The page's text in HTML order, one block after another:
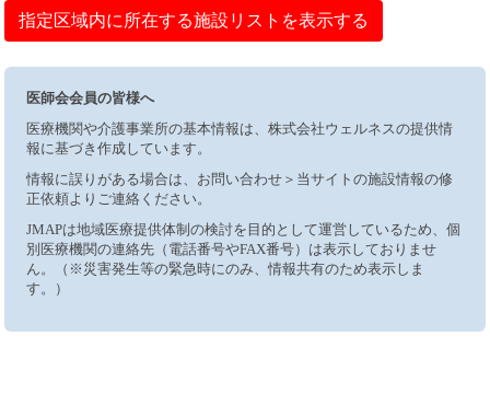
指定区域内に所在する施設リストを表示する
医師会会員の皆様へ
医療機関や介護事業所の基本情報は、株式会社ウェルネスの提供情
報に基づき作成しています。
情報に誤りがある場合は、お問い合わせ＞当サイトの施設情報の修
正依頼よりご連絡ください。
JMAPは地域医療提供体制の検討を目的として運営しているため、個
別医療機関の連絡先（電話番号やFAX番号）は表示しておりませ
ん。（※災害発生等の緊急時にのみ、情報共有のため表示しま
す。）